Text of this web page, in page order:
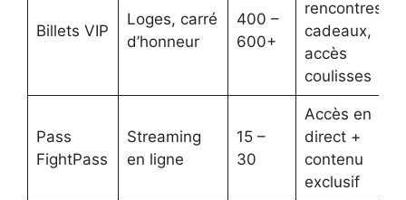
Billets VIP
Loges, carré
d’honneur
400 –
600+
rencontres,
cadeaux,
accès
coulisses
Pass
FightPass
Streaming
en ligne
15 –
30
Accès en
direct +
contenu
exclusif